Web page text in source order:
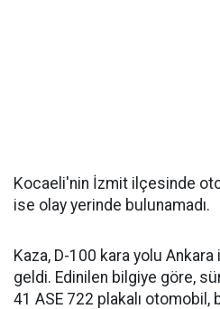
Kocaeli'nin İzmit ilçesinde
ise olay yerinde bulunamadı.
Kaza, D-100 kara yolu
geldi. Edinilen bilgiye göre,
41 ASE 722 plakalı